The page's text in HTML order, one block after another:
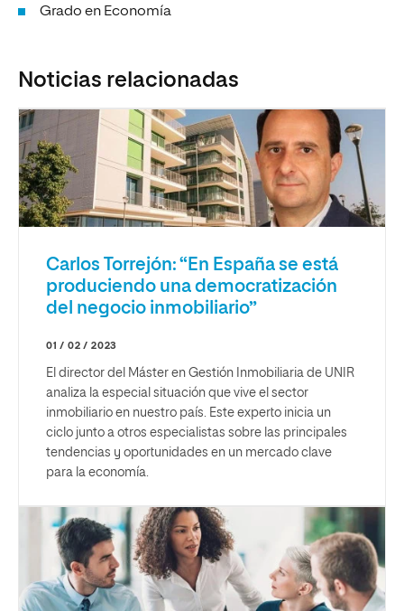
Grado en Economía
Noticias relacionadas
Carlos Torrejón: “En España se está
produciendo una democratización
del negocio inmobiliario”
01 / 02 / 2023
El director del Máster en Gestión Inmobiliaria de UNIR
analiza la especial situación que vive el sector
inmobiliario en nuestro país. Este experto inicia un
ciclo junto a otros especialistas sobre las principales
tendencias y oportunidades en un mercado clave
para la economía.